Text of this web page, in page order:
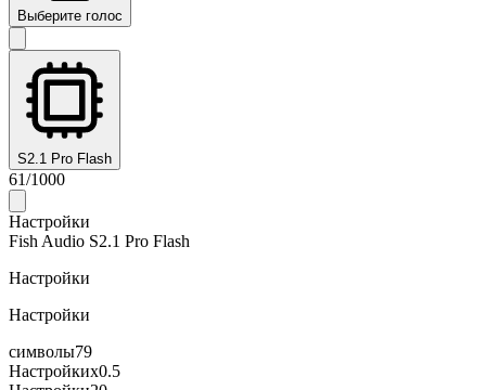
Выберите голос
S2.1 Pro Flash
61/1000
Настройки
Fish Audio S2.1 Pro Flash
Настройки
Настройки
символы79
Настройкиx0.5